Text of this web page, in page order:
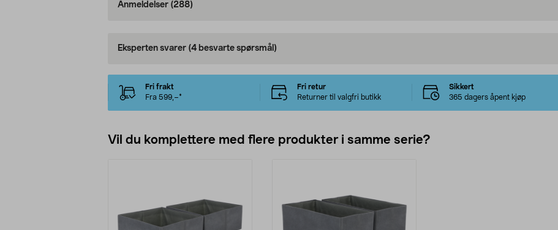
Anmeldelser (288)
Eksperten svarer (4 besvarte spørsmål)
Fri frakt
Fra 599,–*
Fri retur
Returner til valgfri butikk
Sikkert
365 dagers åpent kjøp
Vil du komplettere med flere produkter i samme serie?